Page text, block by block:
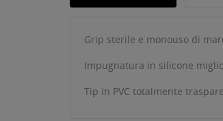
Grip sterile e monouso di
Impugnatura in silicone
Tip in PVC totalmente